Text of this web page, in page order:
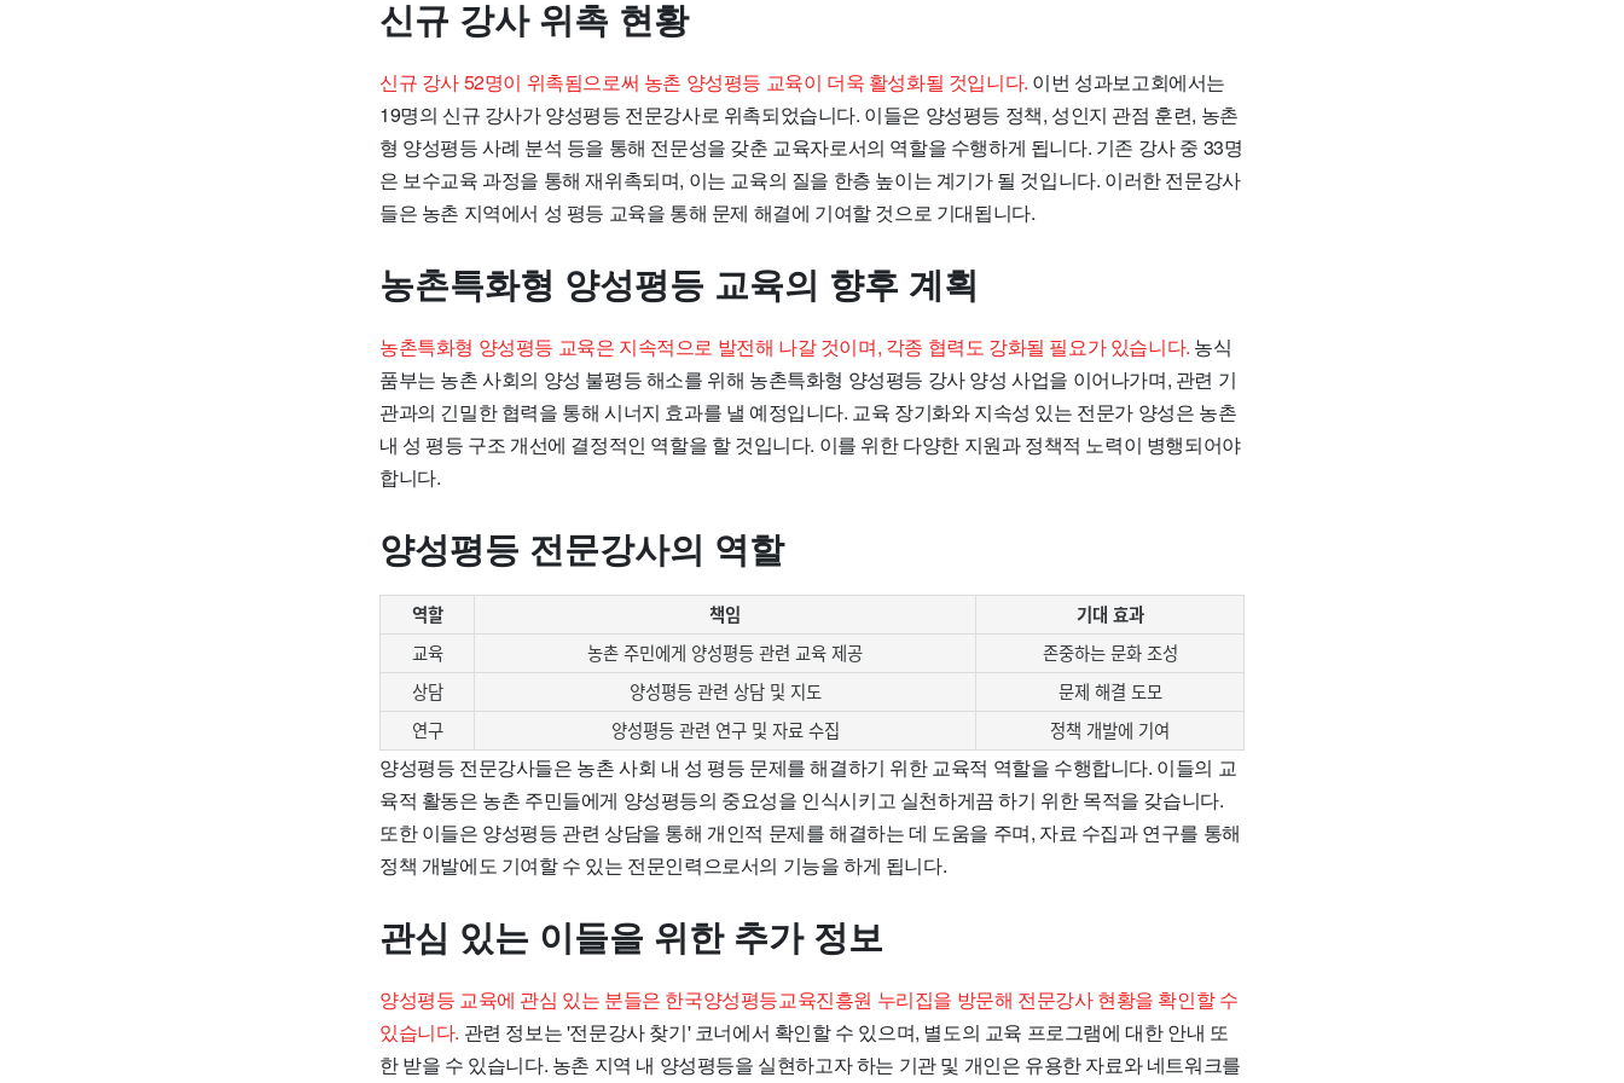
신규 강사 위촉 현황
신규 강사 52명이 위촉됨으로써 농촌 양성평등 교육이 더욱 활성화될 것입니다. 이번 성과보고회에서는
19명의 신규 강사가 양성평등 전문강사로 위촉되었습니다. 이들은 양성평등 정책, 성인지 관점 훈련, 농촌
형 양성평등 사례 분석 등을 통해 전문성을 갖춘 교육자로서의 역할을 수행하게 됩니다. 기존 강사 중 33명
은 보수교육 과정을 통해 재위촉되며, 이는 교육의 질을 한층 높이는 계기가 될 것입니다. 이러한 전문강사
들은 농촌 지역에서 성 평등 교육을 통해 문제 해결에 기여할 것으로 기대됩니다.
농촌특화형 양성평등 교육의 향후 계획
농촌특화형 양성평등 교육은 지속적으로 발전해 나갈 것이며, 각종 협력도 강화될 필요가 있습니다. 농식
품부는 농촌 사회의 양성 불평등 해소를 위해 농촌특화형 양성평등 강사 양성 사업을 이어나가며, 관련 기
관과의 긴밀한 협력을 통해 시너지 효과를 낼 예정입니다. 교육 장기화와 지속성 있는 전문가 양성은 농촌
내 성 평등 구조 개선에 결정적인 역할을 할 것입니다. 이를 위한 다양한 지원과 정책적 노력이 병행되어야
합니다.
양성평등 전문강사의 역할
역할 책임
기대 효과
교육
농촌 주민에게 양성평등 관련 교육 제공
존중하는 문화 조성
상담
양성평등 관련 상담 및 지도
문제 해결 도모
연구
양성평등 관련 연구 및 자료 수집 정책 개발에 기여
양성평등 전문강사들은 농촌 사회 내 성 평등 문제를 해결하기 위한 교육적 역할을 수행합니다. 이들의 교
육적 활동은 농촌 주민들에게 양성평등의 중요성을 인식시키고 실천하게끔 하기 위한 목적을 갖습니다.
또한 이들은 양성평등 관련 상담을 통해 개인적 문제를 해결하는 데 도움을 주며, 자료 수집과 연구를 통해
정책 개발에도 기여할 수 있는 전문인력으로서의 기능을 하게 됩니다.
관심 있는 이들을 위한 추가 정보
양성평등 교육에 관심 있는 분들은 한국양성평등교육진흥원 누리집을 방문해 전문강사 현황을 확인할 수
있습니다. 관련 정보는 '전문강사 찾기' 코너에서 확인할 수 있으며, 별도의 교육 프로그램에 대한 안내 또
한 받을 수 있습니다. 농촌 지역 내 양성평등을 실현하고자 하는 기관 및 개인은 유용한 자료와 네트워크를